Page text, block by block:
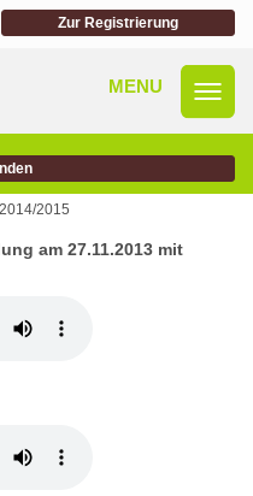
Zur Registrierung
2015
am 27.11.2013 mit